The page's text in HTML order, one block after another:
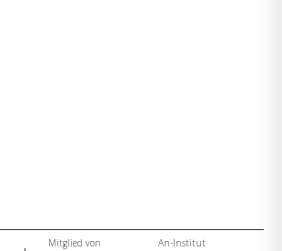
Mitglied von An-Institut